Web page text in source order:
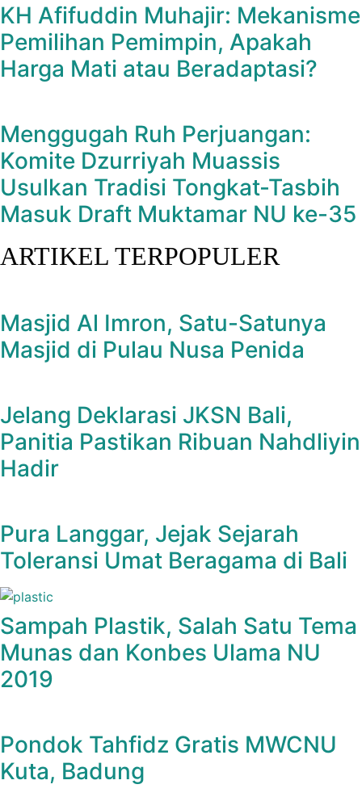
KH Afifuddin Muhajir: Mekanisme
Pemilihan Pemimpin, Apakah
Harga Mati atau Beradaptasi?
Menggugah Ruh Perjuangan:
Komite Dzurriyah Muassis
Usulkan Tradisi Tongkat-Tasbih
Masuk Draft Muktamar NU ke-35
ARTIKEL TERPOPULER
Masjid Al Imron, Satu-Satunya
Masjid di Pulau Nusa Penida
Jelang Deklarasi JKSN Bali,
Panitia Pastikan Ribuan Nahdliyin
Hadir
Pura Langgar, Jejak Sejarah
Toleransi Umat Beragama di Bali
Sampah Plastik, Salah Satu Tema
Munas dan Konbes Ulama NU
2019
Pondok Tahfidz Gratis MWCNU
Kuta, Badung